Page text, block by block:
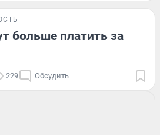
больше платить за
229 Обсудить